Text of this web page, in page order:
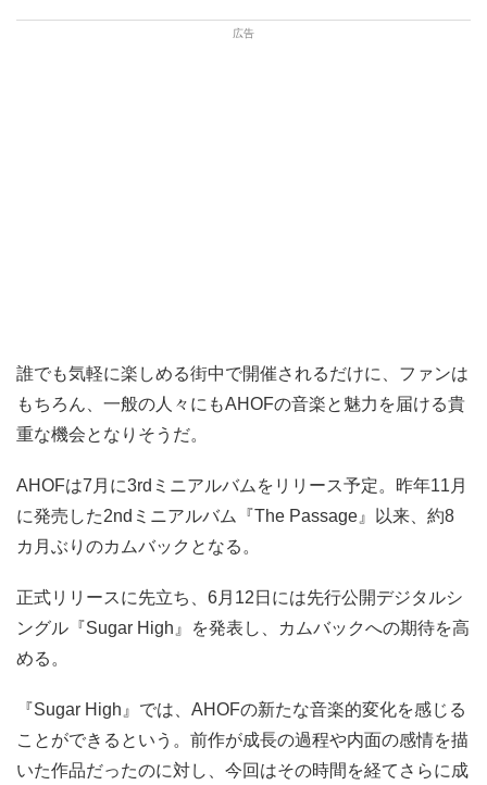
誰でも気軽に楽しめる街中で開催されるだけに、ファンは
もちろん、一般の人々にもAHOFの音楽と魅力を届ける貴
重な機会となりそうだ。
AHOFは7月に3rdミニアルバムをリリース予定。昨年11月
に発売した2ndミニアルバム『The Passage』以来、約8
カ月ぶりのカムバックとなる。
正式リリースに先立ち、6月12日には先行公開デジタルシ
ングル『Sugar High』を発表し、カムバックへの期待を高
める。
『Sugar High』では、AHOFの新たな音楽的変化を感じる
ことができるという。前作が成長の過程や内面の感情を描
いた作品だったのに対し、今回はその時間を経てさらに成